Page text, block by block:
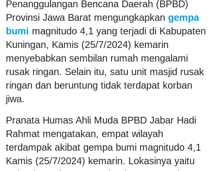
Penanggulangan Bencana Daerah (BPBD)
Provinsi Jawa Barat mengungkapkan gempa
bumi magnitudo 4,1 yang terjadi di Kabupaten
Kuningan, Kamis (25/7/2024) kemarin
menyebabkan sembilan rumah mengalami
rusak ringan. Selain itu, satu unit masjid rusak
ringan dan beruntung tidak terdapat korban
jiwa.
Pranata Humas Ahli Muda BPBD Jabar Hadi
Rahmat mengatakan, empat wilayah
terdampak akibat gempa bumi magnitudo 4,1
Kamis (25/7/2024) kemarin. Lokasinya yaitu